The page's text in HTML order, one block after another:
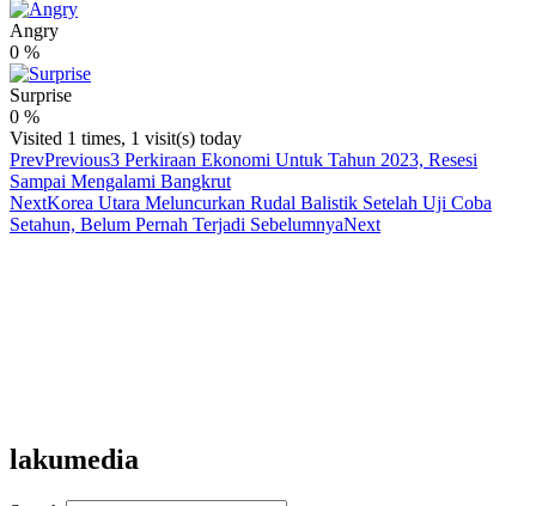
Angry
0 %
Surprise
0 %
Visited 1 times, 1 visit(s) today
PrevPrevious3 Perkiraan Ekonomi Untuk Tahun 2023, Resesi
Sampai Mengalami Bangkrut
NextKorea Utara Meluncurkan Rudal Balistik Setelah Uji Coba
Setahun, Belum Pernah Terjadi SebelumnyaNext
lakumedia